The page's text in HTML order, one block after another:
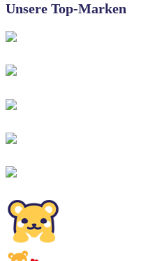
Unsere Top-Marken